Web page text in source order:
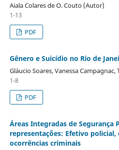
Aiala Colares de O. Couto (Autor)
1-13
PDF
Gênero e Suicídio no Rio de
Gláucio Soares, Vanessa
1-8
PDF
Áreas Integradas de Segurança
representações: Efetivo
ocorrências criminais